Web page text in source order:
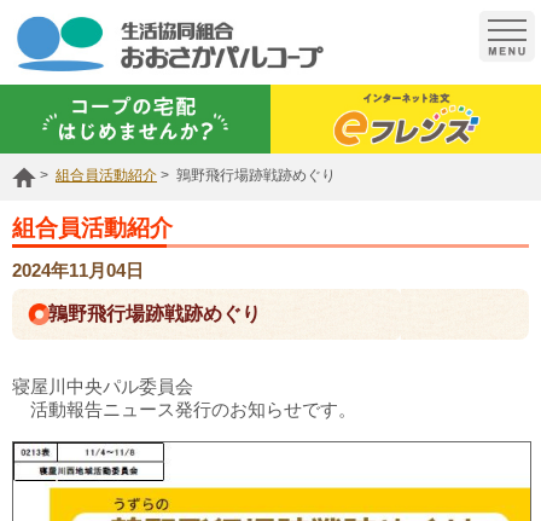
t
o
g
組合員活動紹介 鶉野飛行場跡戦跡めぐり
組合員活動紹介
2024年11月04日
鶉野飛行場跡戦跡めぐり
寝屋川中央パル委員会
活動報告ニュース発行のお知らせです。